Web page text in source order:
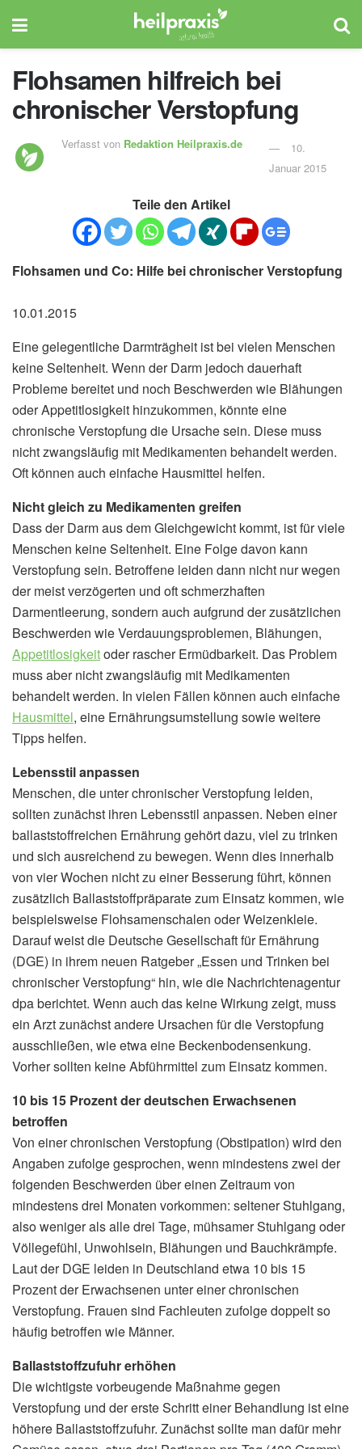
Flohsamen hilfreich bei
chronischer Verstopfung
Verfasst von Redaktion Heilpraxis.de
10.
Januar 2015
Teile den Artikel
Flohsamen und Co: Hilfe bei chronischer Verstopfung
10.01.2015
Eine gelegentliche Darmträgheit ist bei vielen Menschen
keine Seltenheit. Wenn der Darm jedoch dauerhaft
Probleme bereitet und noch Beschwerden wie Blähungen
oder Appetitlosigkeit hinzukommen, könnte eine
chronische Verstopfung die Ursache sein. Diese muss
nicht zwangsläufig mit Medikamenten behandelt werden.
Oft können auch einfache Hausmittel helfen.
Nicht gleich zu Medikamenten greifen
Dass der Darm aus dem Gleichgewicht kommt, ist für viele
Menschen keine Seltenheit. Eine Folge davon kann
Verstopfung sein. Betroffene leiden dann nicht nur wegen
der meist verzögerten und oft schmerzhaften
Darmentleerung, sondern auch aufgrund der zusätzlichen
Beschwerden wie Verdauungsproblemen, Blähungen,
Appetitlosigkeitoder rascher Ermüdbarkeit. Das Problem
muss aber nicht zwangsläufig mit Medikamenten
behandelt werden. In vielen Fällen können auch einfache
Hausmittel, eine Ernährungsumstellung sowie weitere
Tipps helfen.
Lebensstil anpassen
Menschen, die unter chronischer Verstopfung leiden,
sollten zunächst ihren Lebensstil anpassen. Neben einer
ballaststoffreichen Ernährung gehört dazu, viel zu trinken
und sich ausreichend zu bewegen. Wenn dies innerhalb
von vier Wochen nicht zu einer Besserung führt, können
zusätzlich Ballaststoffpräparate zum Einsatz kommen, wie
beispielsweise Flohsamenschalen oder Weizenkleie.
Darauf weist die Deutsche Gesellschaft für Ernährung
(DGE) in ihrem neuen Ratgeber „Essen und Trinken bei
chronischer Verstopfung“ hin, wie die Nachrichtenagentur
dpa berichtet. Wenn auch das keine Wirkung zeigt, muss
ein Arzt zunächst andere Ursachen für die Verstopfung
ausschließen, wie etwa eine Beckenbodensenkung.
Vorher sollten keine Abführmittel zum Einsatz kommen.
10 bis 15 Prozent der deutschen Erwachsenen
betroffen
Von einer chronischen Verstopfung (Obstipation) wird den
Angaben zufolge gesprochen, wenn mindestens zwei der
folgenden Beschwerden über einen Zeitraum von
mindestens drei Monaten vorkommen: seltener Stuhlgang,
also weniger als alle drei Tage, mühsamer Stuhlgang oder
Völlegefühl, Unwohlsein, Blähungen und Bauchkrämpfe.
Laut der DGE leiden in Deutschland etwa 10 bis 15
Prozent der Erwachsenen unter einer chronischen
Verstopfung. Frauen sind Fachleuten zufolge doppelt so
häufig betroffen wie Männer.
Ballaststoffzufuhr erhöhen
Die wichtigste vorbeugende Maßnahme gegen
Verstopfung und der erste Schritt einer Behandlung ist eine
höhere Ballaststoffzufuhr. Zunächst sollte man dafür mehr